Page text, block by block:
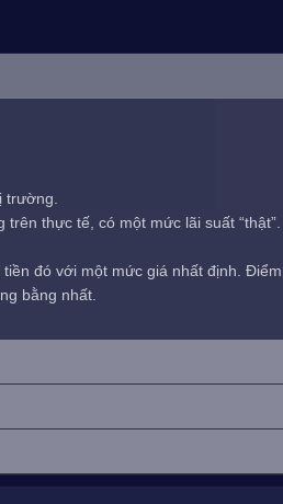
trường.
thực tế, có một mức lãi suất
đó với một mức giá nhất định.
bằng nhất.